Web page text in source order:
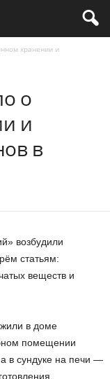
хранении и
о
и
в
возбудили
статьям:
веществ и
в доме
помещении
в сундуке на печи —